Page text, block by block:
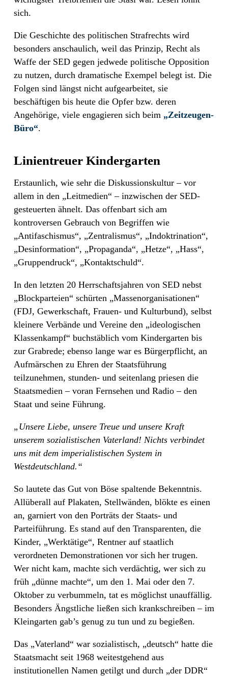
sich.
Die Geschichte des politischen Strafrechts wird
besonders anschaulich, weil das Prinzip, Recht als
Waffe der SED gegen jedwede politische Opposition
zu nutzen, durch dramatische Exempel belegt ist. Die
Folgen sind längst nicht aufgearbeitet, sie
beschäftigen bis heute die Opfer bzw. deren
Angehörige, viele engagieren sich beim „Zeitzeugen-
Büro“.
Linientreuer Kindergarten
Erstaunlich, wie sehr die Diskussionskultur – vor
allem in den „Leitmedien“ – inzwischen der SED-
gesteuerten ähnelt. Das offenbart sich am
kontroversen Gebrauch von Begriffen wie
„Antifaschismus“, „Zentralismus“, „Indoktrination“,
„Desinformation“, „Propaganda“, „Hetze“, „Hass“,
„Gruppendruck“, „Kontaktschuld“.
In den letzten 20 Herrschaftsjahren von SED nebst
„Blockparteien“ schürten „Massenorganisationen“
(FDJ, Gewerkschaft, Frauen- und Kulturbund), selbst
kleinere Verbände und Vereine den „ideologischen
Klassenkampf“ buchstäblich vom Kindergarten bis
zur Grabrede; ebenso lange war es Bürgerpflicht, an
Aufmärschen zu Ehren der Staatsführung
teilzunehmen, stunden- und seitenlang priesen die
Staatsmedien – voran Fernsehen und Radio – den
Staat und seine Führung.
„Unsere Liebe, unsere Treue und unsere Kraft
unserem sozialistischen Vaterland! Nichts verbindet
uns mit dem imperialistischen System in
Westdeutschland.“
So lautete das Gut von Böse spaltende Bekenntnis.
Allüberall auf Plakaten, Stellwänden, blökte es einen
an, garniert von den Porträts der Staats- und
Parteiführung. Es stand auf den Transparenten, die
Kinder, „Werktätige“, Rentner auf staatlich
verordneten Demonstrationen vor sich her trugen.
Wer nicht kam, machte sich verdächtig, wer sich zu
früh „dünne machte“, um den 1. Mai oder den 7.
Oktober zu verbummeln, tat es möglichst unauffällig.
Besonders Ängstliche ließen sich krankschreiben – im
Kleingarten gab’s genug zu tun und zu begießen.
Das „Vaterland“ war sozialistisch, „deutsch“ hatte die
Staatsmacht seit 1968 weitestgehend aus
institutionellen Namen getilgt und durch „der DDR“